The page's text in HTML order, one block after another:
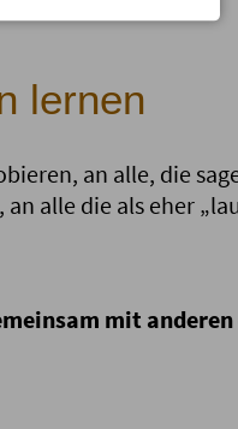
lernen
an alle, die
alle die als eher
mit